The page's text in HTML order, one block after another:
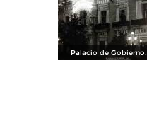
Palacio de Gobierno.